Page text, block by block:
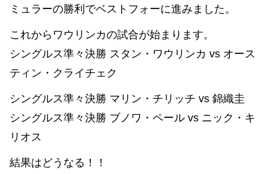
ミュラーの勝利でベストフォーに進みました。
これからワウリンカの試合が始まります。
シングルス準々決勝 スタン・ワウリンカ vs オース
ティン・クライチェク
シングルス準々決勝 マリン・チリッチ vs 錦織圭
シングルス準々決勝 ブノワ・ペール vs ニック・キ
リオス
結果はどうなる！！